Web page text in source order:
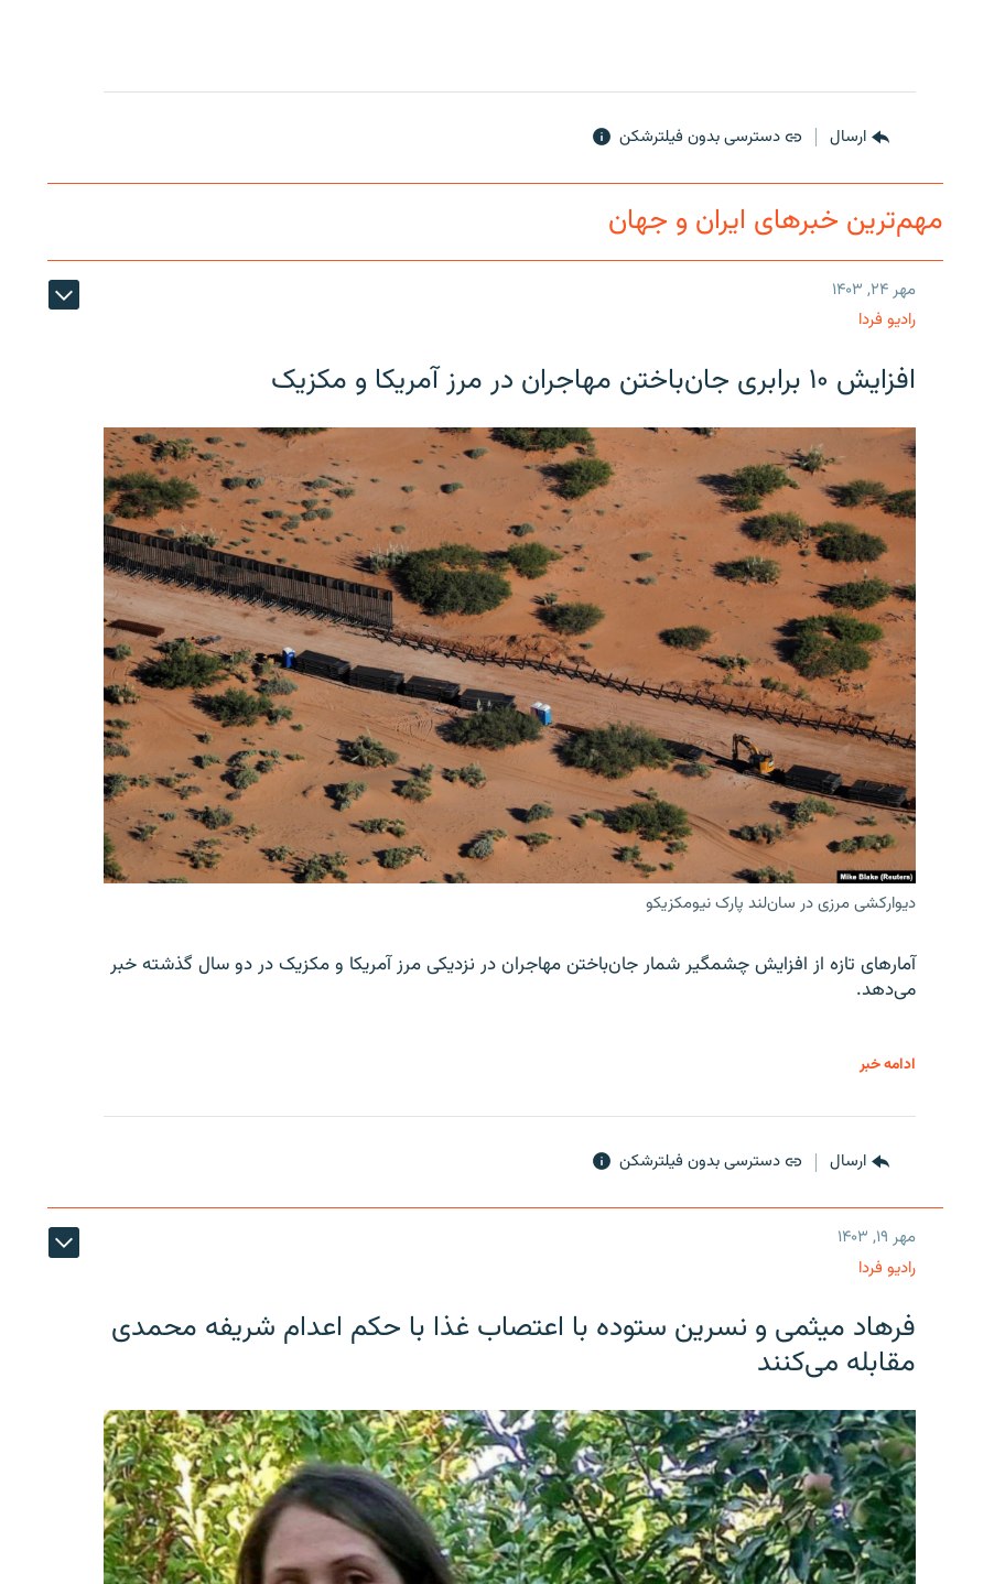
ارسال دسترسی بدون فیلترشکن
مهم‌ترین خبرهای ایران و جهان
مهر ۲۴, ۱۴۰۳
رادیو فردا
افزایش ۱۰ برابری جان‌باختن مهاجران در مرز آمریکا و مکزیک
دیوارکشی مرزی در سان‌لند پارک نیومکزیکو
آمارهای تازه از افزایش چشمگیر شمار جان‌باختن مهاجران در نزدیکی مرز آمریکا و مکزیک در دو سال گذشته خبر
می‌دهد.
ادامه خبر
ارسال دسترسی بدون فیلترشکن
مهر ۱۹, ۱۴۰۳
رادیو فردا
فرهاد میثمی و نسرین ستوده با اعتصاب غذا با حکم اعدام شریفه محمدی
مقابله می‌کنند